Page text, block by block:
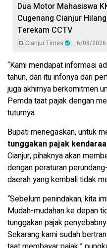
Dua Motor Mahasiswa
Cugenang Cianjur
Terekam CCTV
Cianjur Times 6/08/2026
“Kami mendapat informasi
tahun, dan itu infonya dari
juga akhirnya berkomitmen
Pemda taat pajak dengan
tuturnya.
Bupati menegaskan, untuk
tunggakan pajak
Cianjur, pihaknya akan
dengan peraturan
daerah yang kembali tidak
“Sebelum penindakan, kita
Mudah-mudahan ke depan
tunggakan pajak
Sekarang kami sudah